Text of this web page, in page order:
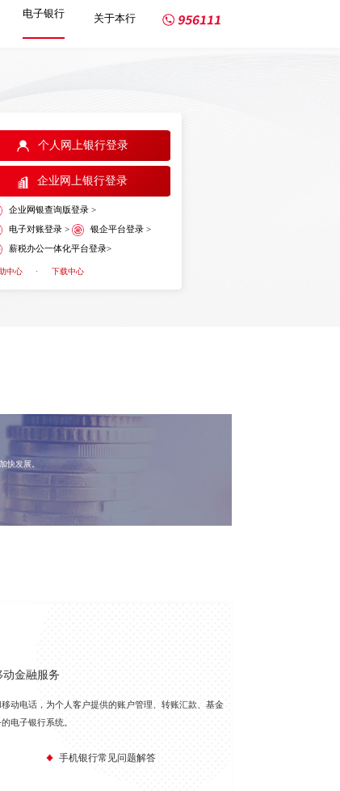
电子银行 关于本行
个人网上银行登录
企业网上银行登录
企业网银查询版登录 >
电子对账登录 > 银企平台登录 >
薪税办公一体化平台登录>
中心 · 下载中心
快发展。
金融服务
动电话，为个人客户提供的账户管理、转账汇款、基金
电子银行系统。
手机银行常见问题解答